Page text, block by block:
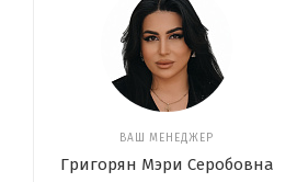
ВАШ МЕНЕДЖЕР
Григорян Мэри Серобовна